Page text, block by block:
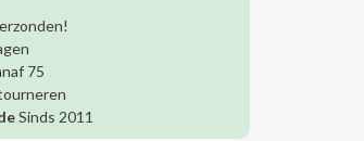
75
Sinds 2011